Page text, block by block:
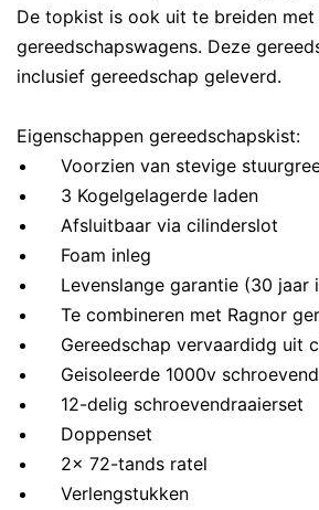
De topkist is ook uit te breiden met
gereedschapswagens. Deze
inclusief gereedschap geleverd.
Eigenschappen gereedschapskist:
Voorzien van stevige
3 Kogelgelagerde laden
Afsluitbaar via cilinderslot
Foam inleg
Levenslange garantie (30 jaar
Te combineren met Ragnor
Gereedschap vervaardidg uit
Geisoleerde 1000v
12-delig schroevendraaierset
Doppenset
2x 72-tands ratel
Verlengstukken